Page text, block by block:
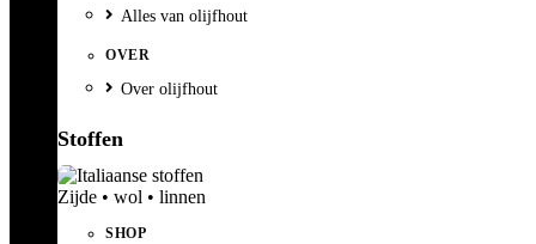
Alles van olijfhout
OVER
Over olijfhout
Stoffen
Zijde • wol • linnen
SHOP